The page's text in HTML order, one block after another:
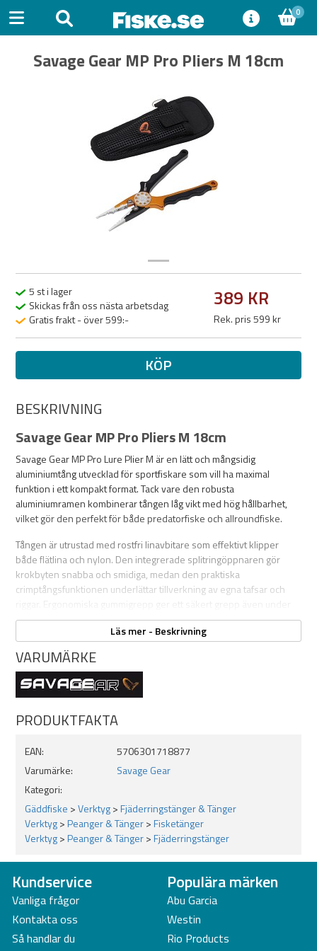
0
Savage Gear MP Pro Pliers M 18cm
5 st i lager
Skickas från oss nästa arbetsdag
Gratis frakt - över 599:-
389 KR
Rek. pris 599 kr
KÖP
BESKRIVNING
Savage Gear MP Pro Pliers M 18cm
Savage Gear MP Pro Lure Plier M är en lätt och mångsidig
aluminiumtång utvecklad för sportfiskare som vill ha maximal
funktion i ett kompakt format. Tack vare den robusta
aluminiumramen kombinerar tången låg vikt med hög hållbarhet,
vilket gör den perfekt för både predatorfiske och allroundfiske.
Tången är utrustad med rostfri linavbitare som effektivt klipper
både flätlina och nylon. Den integrerade splitringöppnaren gör
krokbyten snabba och smidiga, medan den praktiska
crimptångsfunktionen underlättar tillverkning av egna tafsar och
våta förhållanden.
Den medelstora modellen är ett utmärkt val för sportfiskare som vill
ha balans mellan smidighet, precision och styrka direkt vid vattnet.
Specifikationer:
Längd: 18 cm
Vikt: 90 g
Linavbitare i rostfritt stål
Funktioner:
Splitringöppnare
Wire stripper
Klipper flätlina och nylon
Ergonomiska gummihandtag
Anpassad för predator- och allroundfiske
Läs mer - Beskrivning
VARUMÄRKE
PRODUKTFAKTA
EAN:
5706301718877
Varumärke:
Savage Gear
Kategori:
Gäddfiske >Verktyg>Fjäderringstänger & Tänger
Verktyg>Peanger & Tänger>Fisketänger
Verktyg>Peanger & Tänger>Fjäderringstänger
Kundservice
Vanliga frågor
Kontakta oss
Så handlar du
Populära märken
Abu Garcia
Westin
Rio Products